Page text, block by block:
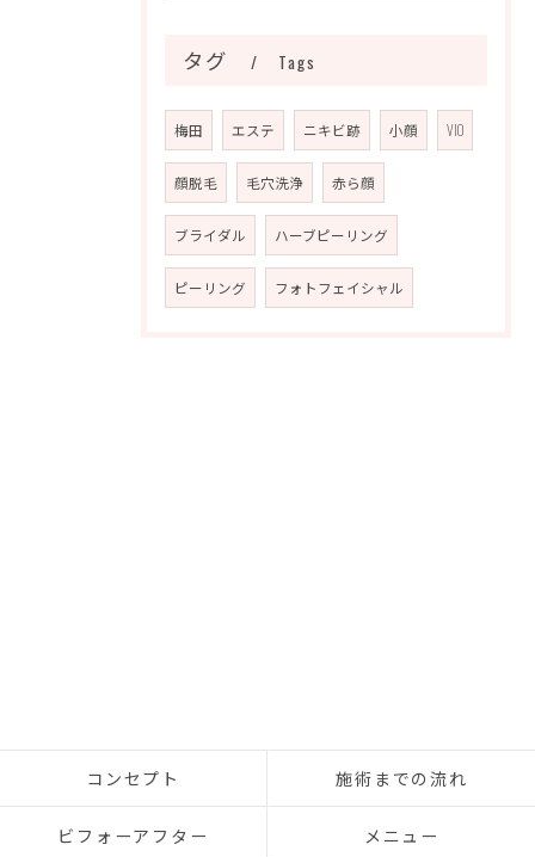
タグ Tags
梅田 エステ ニキビ跡 小顔 VIO
顔脱毛 毛穴洗浄 赤ら顔
ブライダル ハーブピーリング
ピーリング フォトフェイシャル
コンセプト 施術までの流れ
ビフォーアフター メニュー